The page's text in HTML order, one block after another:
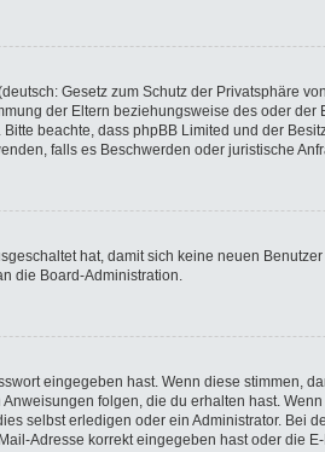
Gesetz zum Schutz der Privatsphäre
der Eltern beziehungsweise des oder
beachte, dass phpBB Limited und der
falls es Beschwerden oder juristische
hat, damit sich keine neuen
die Board-Administration.
eingegeben hast. Wenn diese stimmen,
folgen, die du erhalten hast.
selbst erledigen oder ein Administrator.
Adresse korrekt eingegeben hast oder die